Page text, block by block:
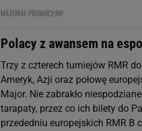
MATERIAŁ PROMOCYJNY
Polacy z awansem na
Trzy z czterech turniejów RMR
Ameryk, Azji oraz połowę
Major. Nie zabrakło
tarapaty, przez co ich bilety do
przededniu europejskich RMR B